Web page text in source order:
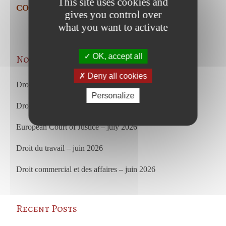
COURDECASSATION-20210304-1922829
Nos articles les plus récents
Droit du travail – juillet 2026
Droit commercial et des affaires – juillet 2026
European Court of Justice – july 2026
Droit du travail – juin 2026
Droit commercial et des affaires – juin 2026
Recent Posts
gives you control over
what you want to activate
OK, accept all
Deny all cookies
Personalize